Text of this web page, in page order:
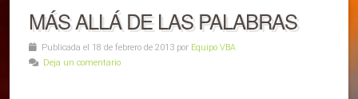
MÁS ALLÁ DE LAS PALABRAS
Publicada el 18 de febrero de 2013 por Equipo VBA
Deja un comentario